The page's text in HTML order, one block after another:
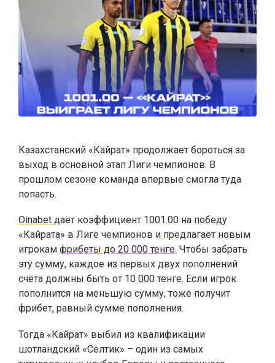
Казахстанский «Кайрат» продолжает бороться за
выход в основной этап Лиги чемпионов. В
прошлом сезоне команда впервые смогла туда
попасть.
Oinabet даёт коэффициент 1001.00 на победу
«Кайрата» в Лиге чемпионов и предлагает новым
игрокам фрибеты до 20 000 тенге. Чтобы забрать
эту сумму, каждое из первых двух пополнений
счёта должны быть от 10 000 тенге. Если игрок
пополнится на меньшую сумму, тоже получит
фрибет, равный сумме пополнения.
Тогда «Кайрат» выбил из квалификации
шотландский «Селтик» – один из самых